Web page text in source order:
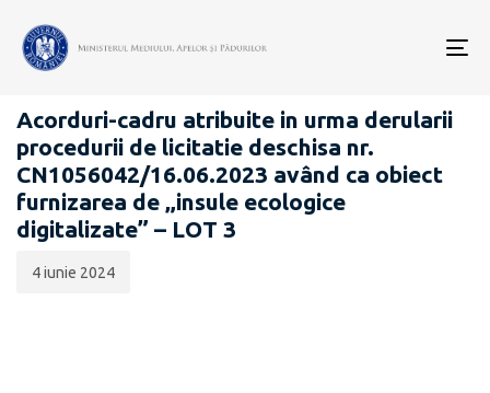
ANUNȚURI CONSULTĂRI PUBLICE
Acorduri-cadru atribuite in urma derularii
procedurii de licitatie deschisa nr.
CN1056042/16.06.2023 având ca obiect
furnizarea de „insule ecologice
digitalizate” – LOT 3
publicării:
4 iunie 2024